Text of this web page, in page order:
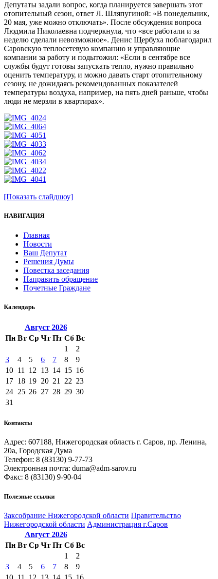
Депутаты задали вопрос, когда планируется завершать этот
отопительный сезон, ответ Л. Шляпугиной: «В понедельник,
20 мая, уже можно отключать». После обсуждения вопроса
Людмила Николаевна подчеркнула, что «все работали и за
неделю сделали невозможное». Денис Щербуха поблагодарил
Саровскую теплосетевую компанию и управляющие
компании за работу и подытожил: «Если в сентябре все
службы будут готовы запускать тепло, нужно правильно
оценить температуру, и можно давать старт отопительному
сезону, не дожидаясь рекомендованных показателей
температуры воздуха, например, на пять дней раньше, чтобы
люди не мерзли в квартирах».
[Показать слайдшоу]
НАВИГАЦИЯ
Главная
Новости
Ваш Депутат
Решения Думы
Повестка заседания
Направить обращение
Почетные Граждане
Календарь
Август 2026
Пн Вт Ср Чт Пт Сб Вс
1
2
3
4 5 6 7 8
9
10 11 12 13 14 15 16
17 18 19 20 21 22 23
24 25 26 27 28 29 30
31
Контакты
Адрес: 607188, Нижегородская область г. Саров, пр. Ленина,
20а, Городская Дума
Телефон: 8 (83130) 9-77-73
Электронная почта: duma@adm-sarov.ru
Факс: 8 (83130) 9-90-04
Полезные ссылки
Закcобрание Нижегородской области Правительство
Нижегородской области Администрация г.Саров
Август 2026
Пн Вт Ср Чт Пт Сб Вс
1
2
3
4 5 6 7 8
9
10 11 12 13 14 15 16